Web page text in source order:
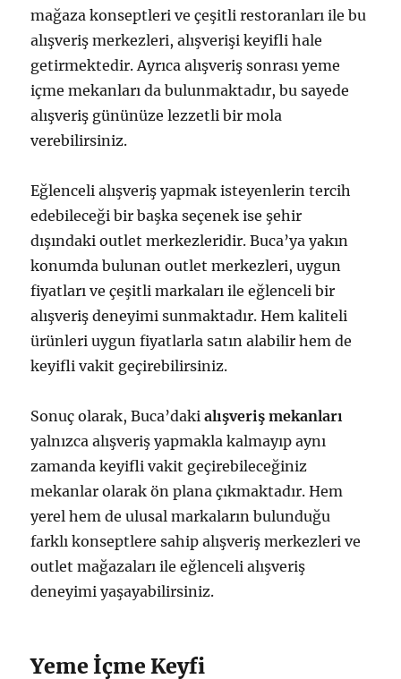
mağaza konseptleri ve çeşitli restoranları ile bu
alışveriş merkezleri, alışverişi keyifli hale
getirmektedir. Ayrıca alışveriş sonrası yeme
içme mekanları da bulunmaktadır, bu sayede
alışveriş gününüze lezzetli bir mola
verebilirsiniz.
Eğlenceli alışveriş yapmak isteyenlerin tercih
edebileceği bir başka seçenek ise şehir
dışındaki outlet merkezleridir. Buca’ya yakın
konumda bulunan outlet merkezleri, uygun
fiyatları ve çeşitli markaları ile eğlenceli bir
alışveriş deneyimi sunmaktadır. Hem kaliteli
ürünleri uygun fiyatlarla satın alabilir hem de
keyifli vakit geçirebilirsiniz.
Sonuç olarak, Buca’dakialışveriş mekanları
yalnızca alışveriş yapmakla kalmayıp aynı
zamanda keyifli vakit geçirebileceğiniz
mekanlar olarak ön plana çıkmaktadır. Hem
yerel hem de ulusal markaların bulunduğu
farklı konseptlere sahip alışveriş merkezleri ve
outlet mağazaları ile eğlenceli alışveriş
deneyimi yaşayabilirsiniz.
Yeme İçme Keyfi